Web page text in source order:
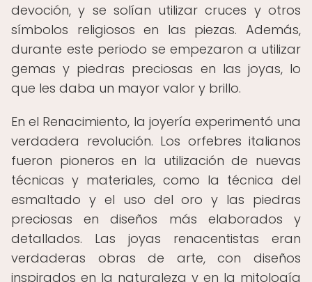
devoción, y se solían utilizar cruces y otros
símbolos religiosos en las piezas. Además,
durante este periodo se empezaron a utilizar
gemas y piedras preciosas en las joyas, lo
que les daba un mayor valor y brillo.
En el Renacimiento, la joyería experimentó una
verdadera revolución. Los orfebres italianos
fueron pioneros en la utilización de nuevas
técnicas y materiales, como la técnica del
esmaltado y el uso del oro y las piedras
preciosas en diseños más elaborados y
detallados. Las joyas renacentistas eran
verdaderas obras de arte, con diseños
inspirados en la naturaleza y en la mitología